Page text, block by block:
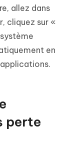
allez dans
cliquez sur «
en
perte